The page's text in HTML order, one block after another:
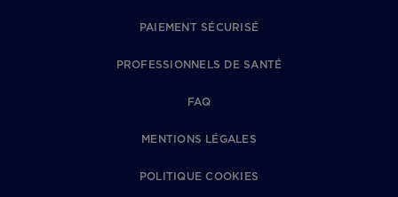
PAIEMENT SÉCURISÉ
PROFESSIONNELS DE SANTÉ
FAQ
MENTIONS LÉGALES
POLITIQUE COOKIES